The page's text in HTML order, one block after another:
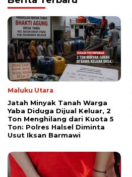
Maluku Utara
Jatah Minyak Tanah Warga
Yaba Diduga Dijual Keluar, 2
Ton Menghilang dari Kuota 5
Ton: Polres Halsel Diminta
Usut Iksan Barmawi